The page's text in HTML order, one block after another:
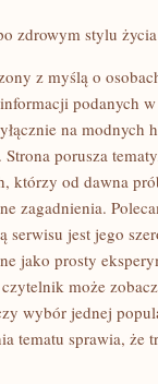
zdrowym stylu życia
z myślą o
podanych
na modnych
porusza
którzy od dawna
zagadnienia.
jest jego
jako prosty
może
wybór jednej
tematu sprawia, że